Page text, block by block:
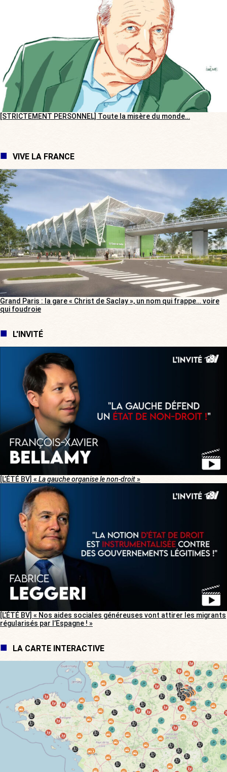
[STRICTEMENT PERSONNEL] Toute la misère du monde…
VIVE LA FRANCE
Grand Paris : la gare « Christ de Saclay », un nom qui frappe… voire
qui foudroie
L'INVITÉ
[L’ÉTÉ BV] « La gauche organise le non-droit»
[L’ÉTÉ BV] « Nos aides sociales généreuses vont attirer les migrants
régularisés par l’Espagne ! »
LA CARTE INTERACTIVE